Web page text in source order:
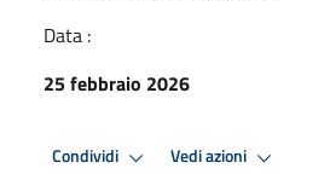
Data :
25 febbraio 2026
Condividi Vedi azioni